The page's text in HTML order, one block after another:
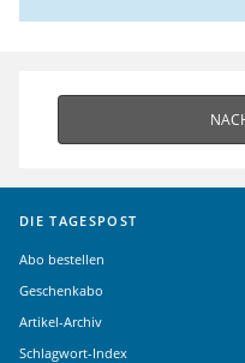
DIE TAGESPOST
Abo bestellen
Geschenkabo
Artikel-Archiv
Schlagwort-Index